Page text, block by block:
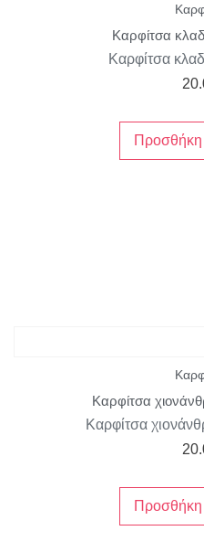
Καρφίτσα
Καρφίτσα
Προσθήκη
Καρφίτσα
Καρφίτσα
Προσθήκη